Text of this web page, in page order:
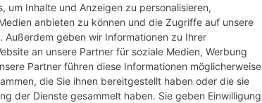
um Inhalte und Anzeigen zu personalisieren,
anbieten zu können und die Zugriffe auf unsere
Außerdem geben wir Informationen zu Ihrer
an unsere Partner für soziale Medien, Werbung
Partner führen diese Informationen möglicherweise
die Sie ihnen bereitgestellt haben oder die sie
der Dienste gesammelt haben. Sie geben Einwilligung